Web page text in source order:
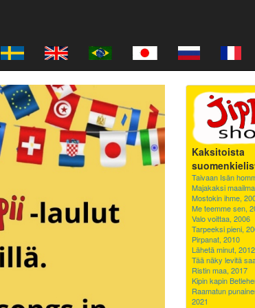
Kaksitoista
Taivaan Isän
Majakaksi
Mostokin ihme,
Me teemme sen,
Valo voittaa, 2006
Tarpeeksi pieni,
Pirpanat, 2010
Lähetä minut, 2012
Tää näky levitä
Ristin maa, 2017
Kipin kapin
Raamatun
2021